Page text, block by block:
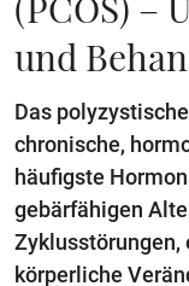
und
Das
chronische,
häufigste
gebärfähigen
Zyklusstörungen,
körperliche